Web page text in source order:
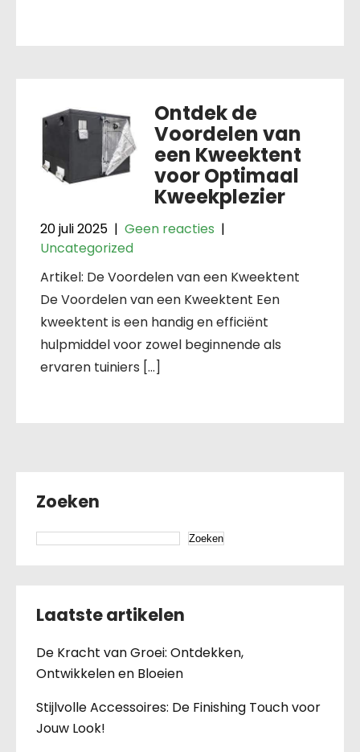
Ontdek de
Voordelen van
een Kweektent
voor Optimaal
Kweekplezier
20 juli 2025 | Geen reacties |
Uncategorized
Artikel: De Voordelen van een Kweektent
De Voordelen van een Kweektent Een
kweektent is een handig en efficiënt
hulpmiddel voor zowel beginnende als
ervaren tuiniers […]
Zoeken
Zoeken
Laatste artikelen
De Kracht van Groei: Ontdekken,
Ontwikkelen en Bloeien
Stijlvolle Accessoires: De Finishing Touch voor
Jouw Look!